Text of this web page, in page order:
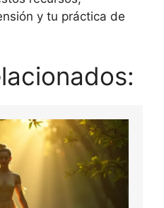
y tu práctica de